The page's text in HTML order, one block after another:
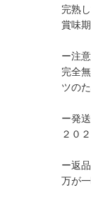
完熟
賞味
ー注
完全
ツの
ー発
２０
ー返
万が